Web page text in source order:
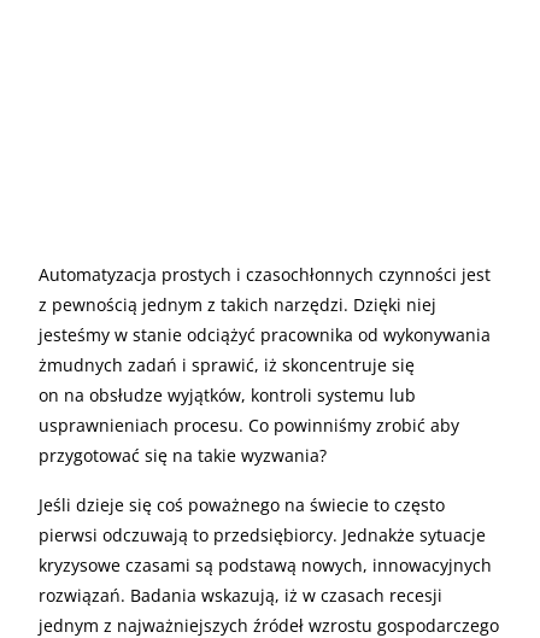
Automatyzacja prostych i czasochłonnych czynności jest
z pewnością jednym z takich narzędzi. Dzięki niej
jesteśmy w stanie odciążyć pracownika od wykonywania
żmudnych zadań i sprawić, iż skoncentruje się
on na obsłudze wyjątków, kontroli systemu lub
usprawnieniach procesu. Co powinniśmy zrobić aby
przygotować się na takie wyzwania?
Jeśli dzieje się coś poważnego na świecie to często
pierwsi odczuwają to przedsiębiorcy. Jednakże sytuacje
kryzysowe czasami są podstawą nowych, innowacyjnych
rozwiązań. Badania wskazują, iż w czasach recesji
jednym z najważniejszych źródeł wzrostu gospodarczego